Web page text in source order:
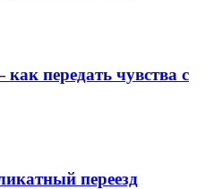
передать чувства с
переезд